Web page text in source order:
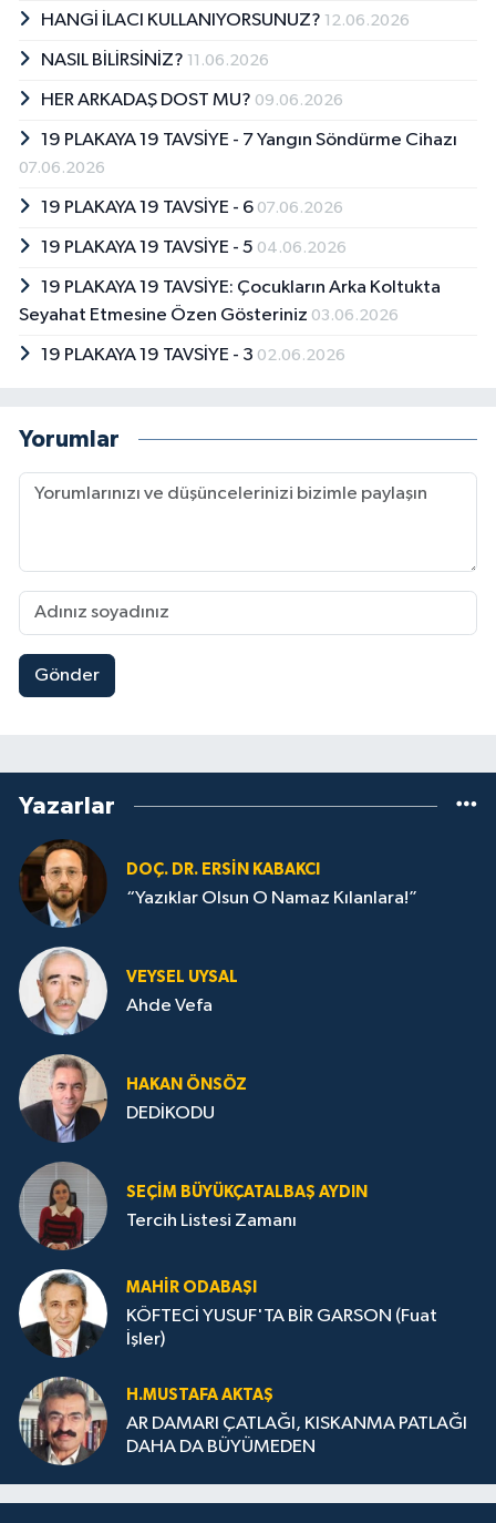
HANGİ İLACI KULLANIYORSUNUZ? 12.06.2026
NASIL BİLİRSİNİZ? 11.06.2026
HER ARKADAŞ DOST MU? 09.06.2026
19 PLAKAYA 19 TAVSİYE - 7 Yangın Söndürme Cihazı
07.06.2026
19 PLAKAYA 19 TAVSİYE - 6 07.06.2026
19 PLAKAYA 19 TAVSİYE - 5 04.06.2026
19 PLAKAYA 19 TAVSİYE: Çocukların Arka Koltukta
Seyahat Etmesine Özen Gösteriniz 03.06.2026
19 PLAKAYA 19 TAVSİYE - 3 02.06.2026
Yorumlar
Gönder
Yazarlar
DOÇ. DR. ERSIN KABAKCI
“Yazıklar Olsun O Namaz Kılanlara!”
VEYSEL UYSAL
Ahde Vefa
HA­KAN ÖN­SÖZ
DEDİKODU
SEÇIM BÜYÜKÇATALBAŞ AYDIN
Tercih Listesi Zamanı
MAHIR ODABAŞI
KÖFTECİ YUSUF'TA BİR GARSON (Fuat
İşler)
H.MUS­TA­FA AK­TAŞ
AR DAMARI ÇATLAĞI, KISKANMA PATLAĞI
DAHA DA BÜYÜMEDEN